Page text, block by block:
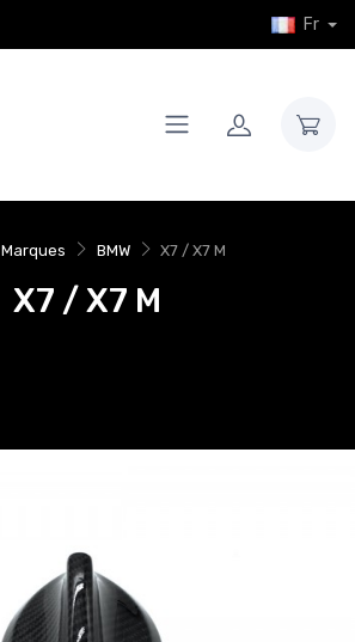
Fr
Marques BMW X7 / X7 M
X7 / X7 M